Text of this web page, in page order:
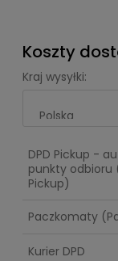
Koszty
Cena nie
Kraj wysyłki:
DPD Pickup -
punkty odbioru
Pickup)
Paczkomaty
Kurier DPD